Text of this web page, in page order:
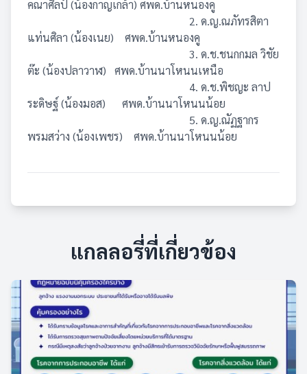
คณาศิลป์ (น้องกาญเกล้า) ศพด.บ้านหนองคู
2. ด.ญ.ณภัทรสิตา
แท่นศิลา (น้องเนย) ศพด.บ้านหนองคู
3. ด.ช.ชนกกมล วิชัย
ต๊ะ (น้องปลาวาฬ) ศพด.บ้านนาโหนนเหนือ
4. ด.ช.พิชญะ ลาป
ระดิษฐ์ (น้องมอส) ศพด.บ้านนาโหนนน้อย
5. ด.ญ.ณัฏฐากร
พรมสว่าง (น้องเพชร) ศพด.บ้านนาโหนนน้อย
แกลลอรี่ที่เกี่ยวข้อง